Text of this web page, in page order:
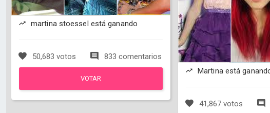
martina stoessel está ganando
50,683 votos 833 comentarios
VOTAR
Martina está
41,867 votos